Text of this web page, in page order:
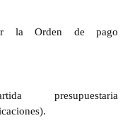
la Orden de pago